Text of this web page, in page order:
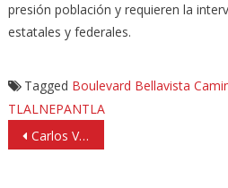
presión población y requieren la
estatales y federales.
Tagged Boulevard Bellavista
TLALNEPANTLA
Navegación
de
Carlos Vela desprecia a Chivas y se queda en el futbol estadounidense